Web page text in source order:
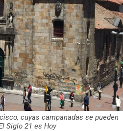
cuyas campanadas se pueden
Siglo 21 es Hoy